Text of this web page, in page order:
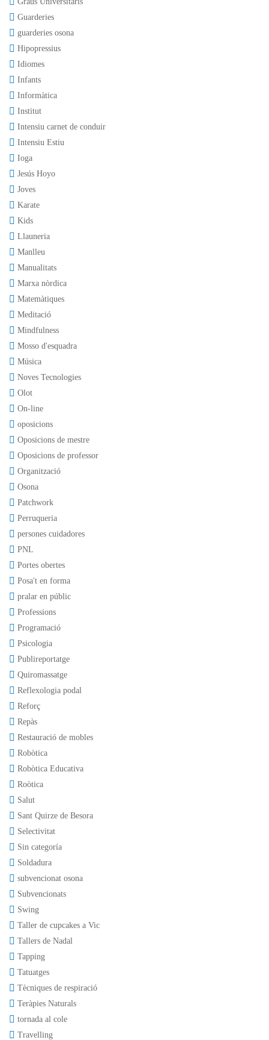
Guarderies
guarderies osona
Hipopressius
Idiomes
Infants
Informàtica
Institut
Intensiu carnet de conduir
Intensiu Estiu
Ioga
Jesús Hoyo
Joves
Karate
Kids
Llauneria
Manlleu
Manualitats
Marxa nòrdica
Matemàtiques
Meditació
Mindfulness
Mosso d'esquadra
Música
Noves Tecnologies
Olot
On-line
oposicions
Oposicions de mestre
Oposicions de professor
Organització
Osona
Patchwork
Perruqueria
persones cuidadores
PNL
Portes obertes
Posa't en forma
pralar en públic
Professions
Programació
Psicologia
Publireportatge
Quiromassatge
Reflexologia podal
Reforç
Repàs
Restauració de mobles
Robòtica
Robòtica Educativa
Roòtica
Salut
Sant Quirze de Besora
Selectivitat
Sin categoría
Soldadura
subvencionat osona
Subvencionats
Swing
Taller de cupcakes a Vic
Tallers de Nadal
Tapping
Tatuatges
Tècniques de respiració
Teràpies Naturals
tornada al cole
Travelling